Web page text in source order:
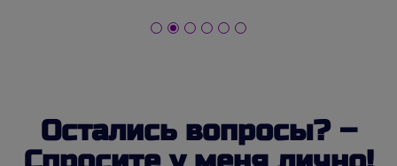
Остались вопросы? –